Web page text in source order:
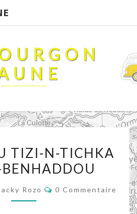
DU
TIZI-
TICHKA
TIZI-N-TICHKA
Rozo Commentaires
0 Commentaire